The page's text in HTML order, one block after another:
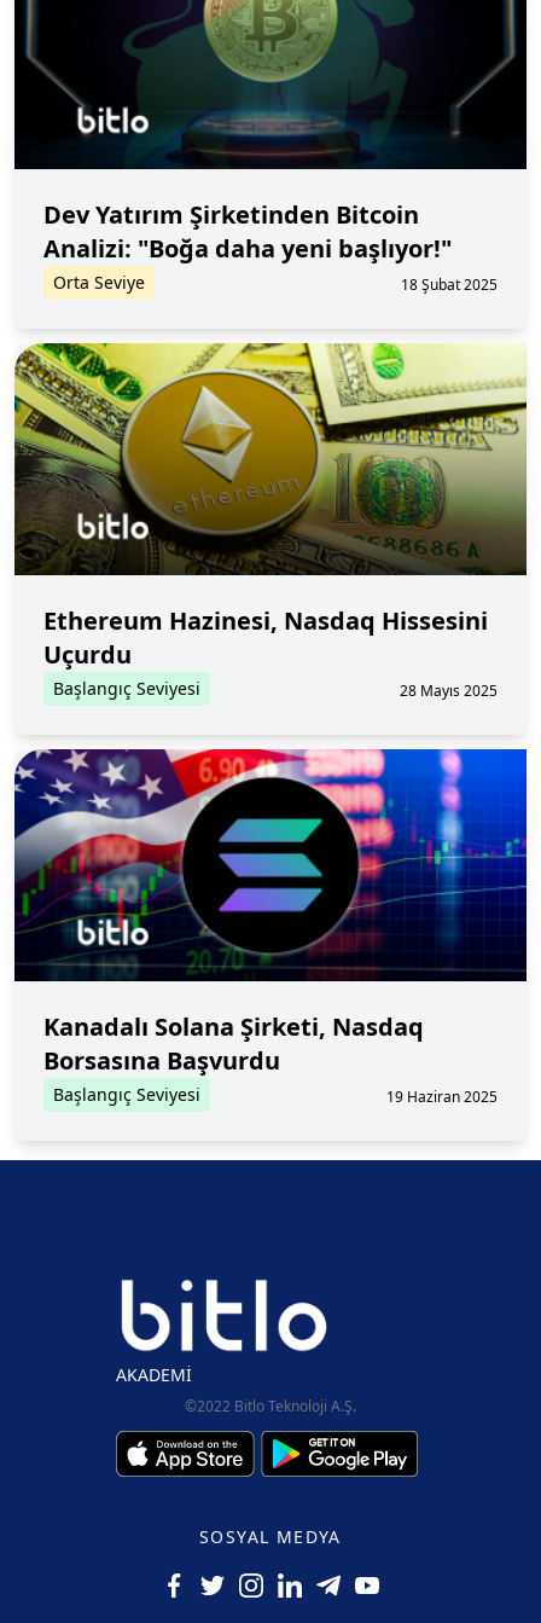
Dev Yatırım Şirketinden Bitcoin
Analizi: "Boğa daha yeni başlıyor!"
Orta Seviye 18 Şubat 2025
Ethereum Hazinesi, Nasdaq Hissesini
Uçurdu
Başlangıç Seviyesi 28 Mayıs 2025
Kanadalı Solana Şirketi, Nasdaq
Borsasına Başvurdu
Başlangıç Seviyesi 19 Haziran 2025
AKADEMİ
©2022 Bitlo Teknoloji A.Ş.
SOSYAL MEDYA